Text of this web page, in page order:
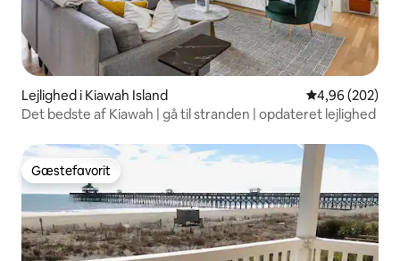
Lejlighed i Kiawah Island 4,96 ud af 5 i
4,96 (202)
Det bedste af Kiawah | gå til stranden | opdateret lejlighed
Gæstefavorit
Gæstefavorit